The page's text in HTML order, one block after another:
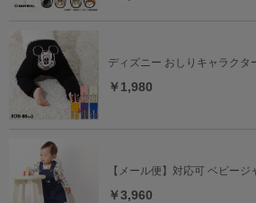
ディズニー おしりキャラクタ
￥1,980
【メール便】対応可 ベビー
￥3,960